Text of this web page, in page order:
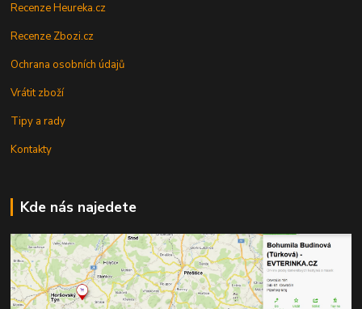
Recenze Heureka.cz
Recenze Zbozi.cz
Ochrana osobních údajů
Vrátit zboží
Tipy a rady
Kontakty
Kde nás najedete